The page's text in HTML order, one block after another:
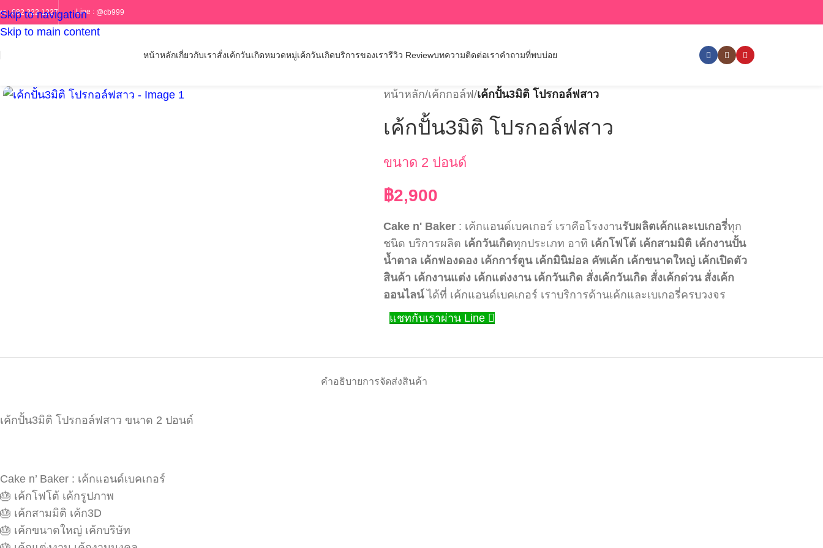
Skip to navigation
Skip to main content
ร : 082 322 1227 Line : @cb999
หน้าหลักเกี่ยวกับเราสั่งเค้กวันเกิดหมวดหมู่เค้กวันเกิดบริการของเรารีวิว Reviewบทความติดต่อเราคำถามที่พบบ่อย
หน้าหลัก/เค้กกอล์ฟ/เค้กปั้น3มิติ โปรกอล์ฟสาว
เค้กปั้น3มิติ โปรกอล์ฟสาว
ขนาด 2 ปอนด์
฿2,900
Cake n' Baker: เค้กแอนด์เบคเกอร์ เราคือโรงงานรับผลิตเค้กและเบเกอรี่ทุก
ชนิด บริการผลิต เค้กวันเกิดทุกประเภท อาทิ เค้กโฟโต้ เค้กสามมิติ เค้กงานปั้น
น้ำตาล เค้กฟองดอง เค้กการ์ตูน เค้กมินิม่อล คัพเค้ก เค้กขนาดใหญ่ เค้กเปิดตัว
สินค้า เค้กงานแต่ง เค้กแต่งงาน เค้กวันเกิด สั่งเค้กวันเกิด สั่งเค้กด่วน สั่งเค้ก
ออนไลน์ได้ที่ เค้กแอนด์เบคเกอร์ เราบริการด้านเค้กและเบเกอรี่ครบวงจร
แชทกับเราผ่าน Line
คำอธิบายการจัดส่งสินค้า
เค้กปั้น3มิติ โปรกอล์ฟสาว ขนาด 2 ปอนด์
Cake n’ Baker : เค้กแอนด์เบคเกอร์
🎂 เค้กโฟโต้ เค้กรูปภาพ
🎂 เค้กสามมิติ เค้ก3D
🎂 เค้กขนาดใหญ่ เค้กบริษัท